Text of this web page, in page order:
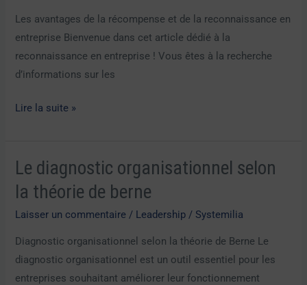
Les avantages de la récompense et de la reconnaissance en
entreprise Bienvenue dans cet article dédié à la
reconnaissance en entreprise ! Vous êtes à la recherche
d’informations sur les
entreprise
les
mettre
en
place.
Lire la suite »
Le diagnostic organisationnel selon
la théorie de berne
Laisser un commentaire / Leadership / Systemilia
Diagnostic organisationnel selon la théorie de Berne Le
diagnostic organisationnel est un outil essentiel pour les
entreprises souhaitant améliorer leur fonctionnement
Le
diagnostic
organisationnel
selon
la
théorie
de